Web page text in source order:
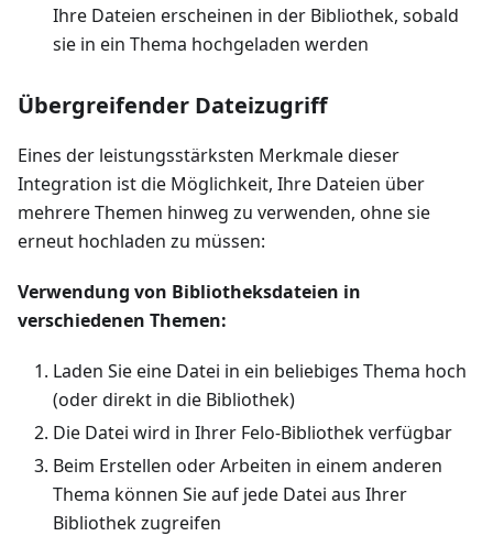
Ihre Dateien erscheinen in der Bibliothek, sobald
sie in ein Thema hochgeladen werden
Übergreifender Dateizugriff
Eines der leistungsstärksten Merkmale dieser
Integration ist die Möglichkeit, Ihre Dateien über
mehrere Themen hinweg zu verwenden, ohne sie
erneut hochladen zu müssen:
Verwendung von Bibliotheksdateien in
verschiedenen Themen:
Laden Sie eine Datei in ein beliebiges Thema hoch
(oder direkt in die Bibliothek)
Die Datei wird in Ihrer Felo-Bibliothek verfügbar
Beim Erstellen oder Arbeiten in einem anderen
Thema können Sie auf jede Datei aus Ihrer
Bibliothek zugreifen